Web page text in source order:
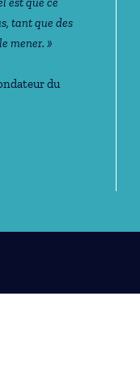
tant que des
mener. »
du